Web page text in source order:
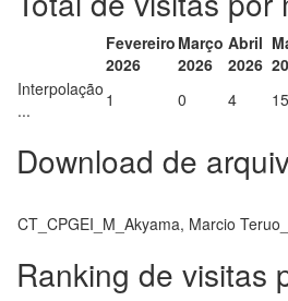
Fevereiro
2026
Março
2026
Abril
2026
Interpolação
...
1 0 4 15
Download de
CT_CPGEI_M_Akyama, Marcio
Ranking de visitas